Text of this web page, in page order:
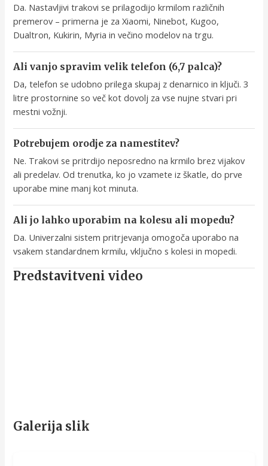
Da. Nastavljivi trakovi se prilagodijo krmilom različnih
premerov – primerna je za Xiaomi, Ninebot, Kugoo,
Dualtron, Kukirin, Myria in večino modelov na trgu.
Ali vanjo spravim velik telefon (6,7 palca)?
Da, telefon se udobno prilega skupaj z denarnico in ključi. 3
litre prostornine so več kot dovolj za vse nujne stvari pri
mestni vožnji.
Potrebujem orodje za namestitev?
Ne. Trakovi se pritrdijo neposredno na krmilo brez vijakov
ali predelav. Od trenutka, ko jo vzamete iz škatle, do prve
uporabe mine manj kot minuta.
Ali jo lahko uporabim na kolesu ali mopedu?
Da. Univerzalni sistem pritrjevanja omogoča uporabo na
vsakem standardnem krmilu, vključno s kolesi in mopedi.
Predstavitveni video
Galerija slik